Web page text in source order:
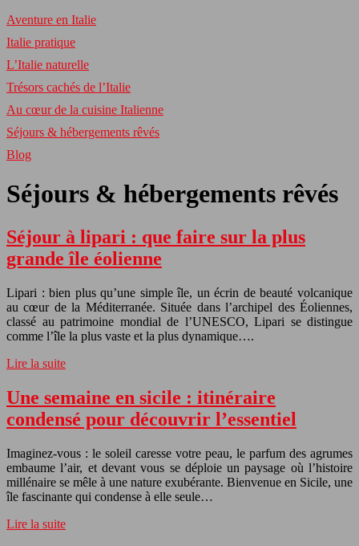
Aventure en Italie
Italie pratique
L’Italie naturelle
Trésors cachés de l’Italie
Au cœur de la cuisine Italienne
Séjours & hébergements rêvés
Blog
Séjours & hébergements rêvés
Séjour à lipari : que faire sur la plus
grande île éolienne
Lipari : bien plus qu’une simple île, un écrin de beauté volcanique
au cœur de la Méditerranée. Située dans l’archipel des Éoliennes,
classé au patrimoine mondial de l’UNESCO, Lipari se distingue
comme l’île la plus vaste et la plus dynamique….
Lire la suite
Une semaine en sicile : itinéraire
condensé pour découvrir l’essentiel
Imaginez-vous : le soleil caresse votre peau, le parfum des agrumes
embaume l’air, et devant vous se déploie un paysage où l’histoire
millénaire se mêle à une nature exubérante. Bienvenue en Sicile, une
île fascinante qui condense à elle seule…
Lire la suite